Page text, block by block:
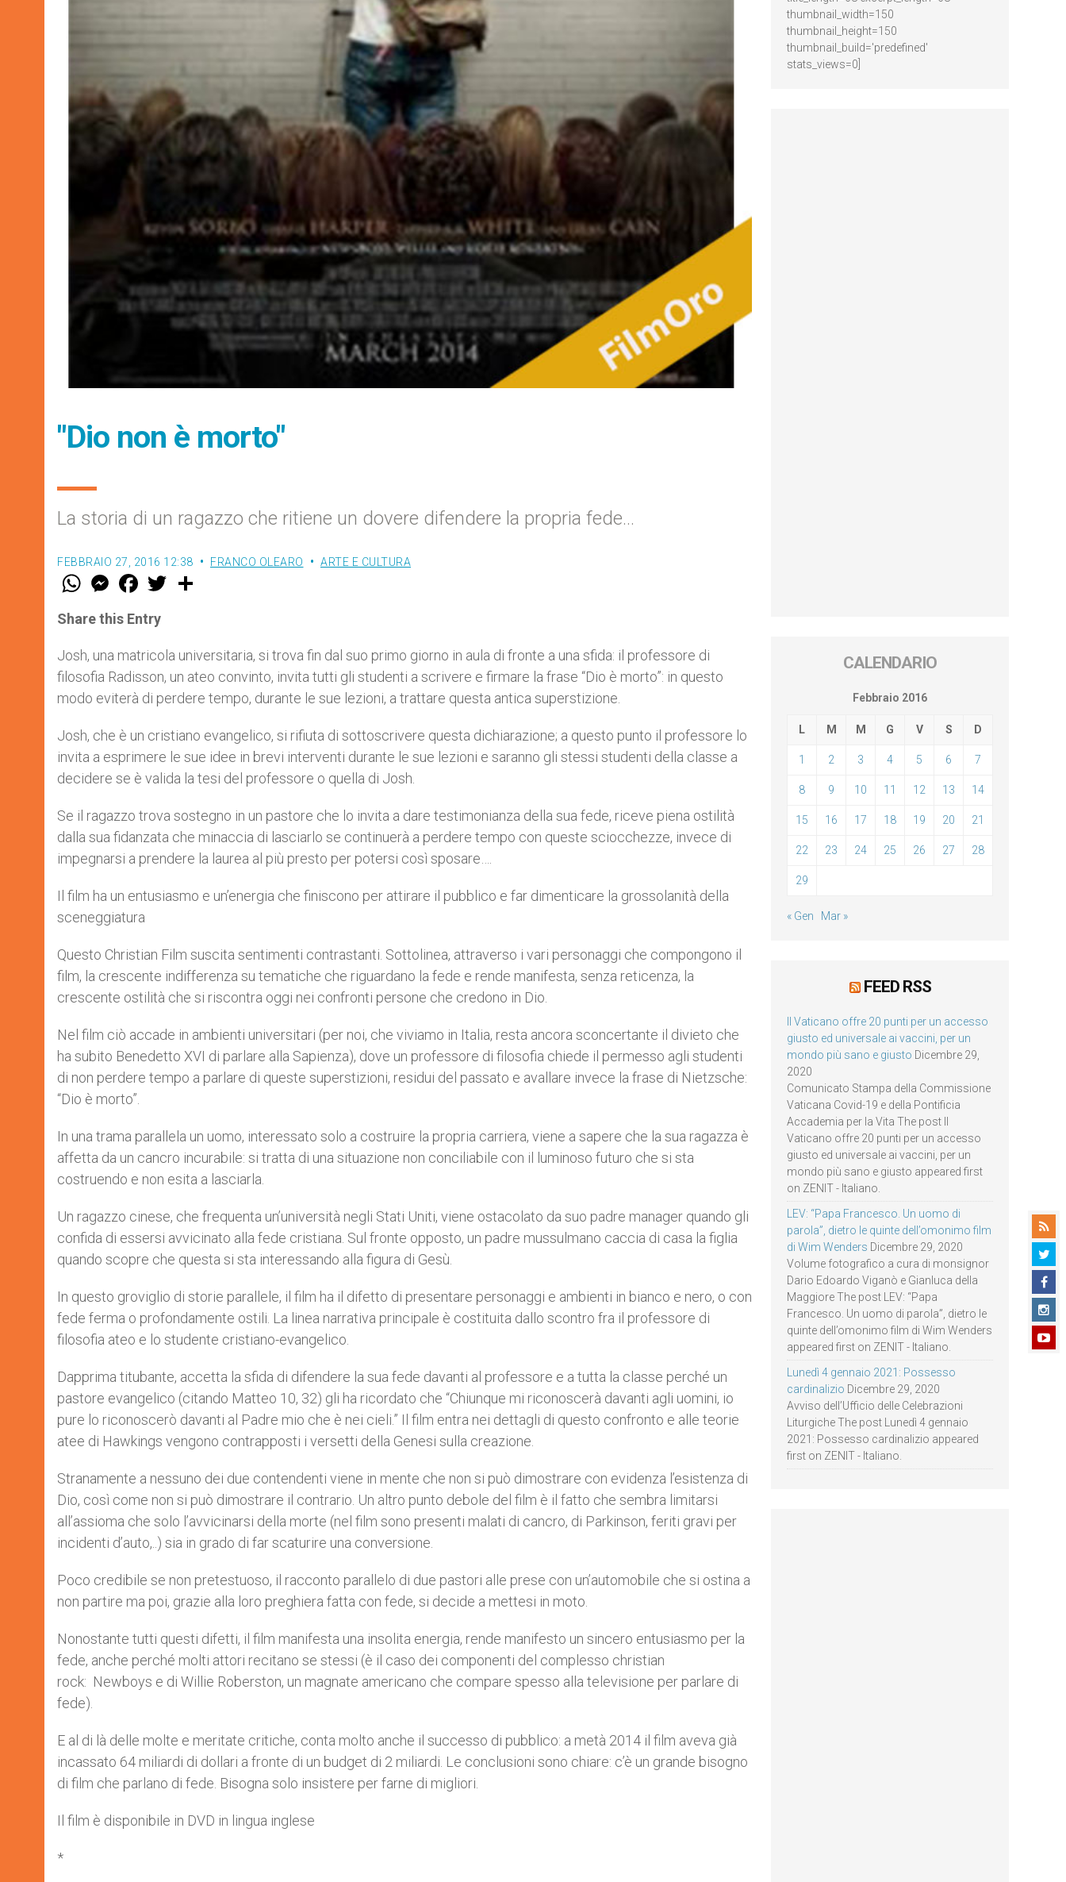
"Dio non è morto"
La storia di un ragazzo che ritiene un dovere difendere la propria fede…
FEBBRAIO 27, 2016 12:38 FRANCO OLEARO ARTE E CULTURA
W
t
s
p
p
M
e
s
e
g
e
r
F
a
e
b
o
k
w
r
Share this Entry
Josh, una matricola universitaria, si trova fin dal suo primo giorno in aula di fronte a una sfida: il professore di
filosofia Radisson, un ateo convinto, invita tutti gli studenti a scrivere e firmare la frase “Dio è morto”: in questo
modo eviterà di perdere tempo, durante le sue lezioni, a trattare questa antica superstizione.
Josh, che è un cristiano evangelico, si rifiuta di sottoscrivere questa dichiarazione; a questo punto il professore lo
invita a esprimere le sue idee in brevi interventi durante le sue lezioni e saranno gli stessi studenti della classe a
decidere se è valida la tesi del professore o quella di Josh.
Se il ragazzo trova sostegno in un pastore che lo invita a dare testimonianza della sua fede, riceve piena ostilità
dalla sua fidanzata che minaccia di lasciarlo se continuerà a perdere tempo con queste sciocchezze, invece di
impegnarsi a prendere la laurea al più presto per potersi così sposare….
Il film ha un entusiasmo e un’energia che finiscono per attirare il pubblico e far dimenticare la grossolanità della
sceneggiatura
Questo Christian Film suscita sentimenti contrastanti. Sottolinea, attraverso i vari personaggi che compongono il
film, la crescente indifferenza su tematiche che riguardano la fede e rende manifesta, senza reticenza, la
crescente ostilità che si riscontra oggi nei confronti persone che credono in Dio.
Nel film ciò accade in ambienti universitari (per noi, che viviamo in Italia, resta ancora sconcertante il divieto che
ha subito Benedetto XVI di parlare alla Sapienza), dove un professore di filosofia chiede il permesso agli studenti
di non perdere tempo a parlare di queste superstizioni, residui del passato e avallare invece la frase di Nietzsche:
“Dio è morto”.
In una trama parallela un uomo, interessato solo a costruire la propria carriera, viene a sapere che la sua ragazza è
affetta da un cancro incurabile: si tratta di una situazione non conciliabile con il luminoso futuro che si sta
costruendo e non esita a lasciarla.
Un ragazzo cinese, che frequenta un’università negli Stati Uniti, viene ostacolato da suo padre manager quando gli
confida di essersi avvicinato alla fede cristiana. Sul fronte opposto, un padre mussulmano caccia di casa la figlia
quando scopre che questa si sta interessando alla figura di Gesù.
In questo groviglio di storie parallele, il film ha il difetto di presentare personaggi e ambienti in bianco e nero, o con
fede ferma o profondamente ostili. La linea narrativa principale è costituita dallo scontro fra il professore di
filosofia ateo e lo studente cristiano-evangelico.
Dapprima titubante, accetta la sfida di difendere la sua fede davanti al professore e a tutta la classe perché un
pastore evangelico (citando Matteo 10, 32) gli ha ricordato che “Chiunque mi riconoscerà davanti agli uomini, io
pure lo riconoscerò davanti al Padre mio che è nei cieli.” Il film entra nei dettagli di questo confronto e alle teorie
atee di Hawkings vengono contrapposti i versetti della Genesi sulla creazione.
Stranamente a nessuno dei due contendenti viene in mente che non si può dimostrare con evidenza l’esistenza di
Dio, così come non si può dimostrare il contrario. Un altro punto debole del film è il fatto che sembra limitarsi
all’assioma che solo l’avvicinarsi della morte (nel film sono presenti malati di cancro, di Parkinson, feriti gravi per
incidenti d’auto,..) sia in grado di far scaturire una conversione.
Poco credibile se non pretestuoso, il racconto parallelo di due pastori alle prese con un’automobile che si ostina a
non partire ma poi, grazie alla loro preghiera fatta con fede, si decide a mettesi in moto.
Nonostante tutti questi difetti, il film manifesta una insolita energia, rende manifesto un sincero entusiasmo per la
fede, anche perché molti attori recitano se stessi (è il caso dei componenti del complesso christian
rock: Newboys e di Willie Roberston, un magnate americano che compare spesso alla televisione per parlare di
fede).
E al di là delle molte e meritate critiche, conta molto anche il successo di pubblico: a metà 2014 il film aveva già
incassato 64 miliardi di dollari a fronte di un budget di 2 miliardi. Le conclusioni sono chiare: c’è un grande bisogno
di film che parlano di fede. Bisogna solo insistere per farne di migliori.
Il film è disponibile in DVD in lingua inglese
*
thumbnail_width=150
thumbnail_height=150
thumbnail_build='predefined'
stats_views=0]
CALENDARIO
Febbraio 2016
L M M G V S D
1 2 3 4 5 6 7
8 9 10 11 12 13 14
15 16 17 18 19 20 21
22 23 24 25 26 27 28
29
« Gen Mar »
FEED RSS
Il Vaticano offre 20 punti per un accesso
giusto ed universale ai vaccini, per un
mondo più sano e giusto Dicembre 29,
2020
Comunicato Stampa della Commissione
Vaticana Covid-19 e della Pontificia
Accademia per la Vita The post Il
Vaticano offre 20 punti per un accesso
giusto ed universale ai vaccini, per un
mondo più sano e giusto appeared first
on ZENIT - Italiano.
LEV: “Papa Francesco. Un uomo di
parola”, dietro le quinte dell’omonimo film
di Wim Wenders Dicembre 29, 2020
Volume fotografico a cura di monsignor
Dario Edoardo Viganò e Gianluca della
Maggiore The post LEV: “Papa
Francesco. Un uomo di parola”, dietro le
quinte dell’omonimo film di Wim Wenders
appeared first on ZENIT - Italiano.
Lunedì 4 gennaio 2021: Possesso
cardinalizio Dicembre 29, 2020
Avviso dell’Ufficio delle Celebrazioni
Liturgiche The post Lunedì 4 gennaio
2021: Possesso cardinalizio appeared
first on ZENIT - Italiano.